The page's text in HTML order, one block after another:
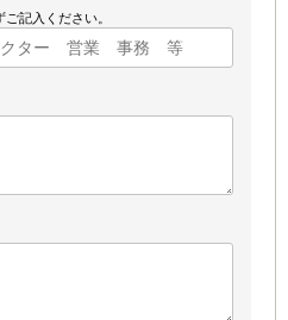
記入ください。